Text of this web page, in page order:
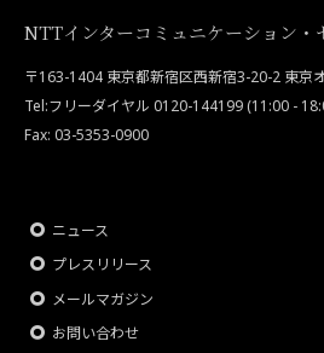
NTTインターコミュニケーション・
〒163-1404 東京都新宿区西新宿3-20-2 東京
Tel:フリーダイヤル 0120-144199 (11:00 -
Fax: 03-5353-0900
ニュース
プレスリリース
メールマガジン
お問い合わせ